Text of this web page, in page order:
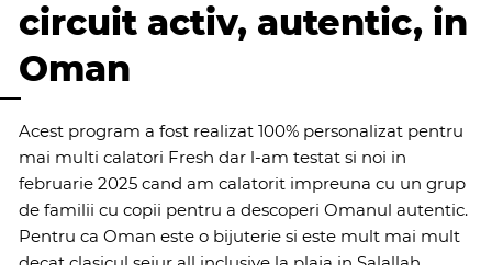
circuit activ, autentic, in
Oman
Acest program a fost realizat 100% personalizat pentru
mai multi calatori Fresh dar l-am testat si noi in
februarie 2025 cand am calatorit impreuna cu un grup
de familii cu copii pentru a descoperi Omanul autentic.
Pentru ca Oman este o bijuterie si este mult mai mult